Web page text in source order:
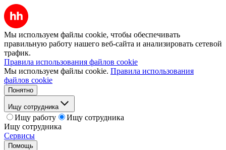
Мы используем файлы cookie, чтобы обеспечивать
правильную работу нашего веб-сайта и анализировать сетевой
трафик.
Правила использования файлов cookie
Мы используем файлы cookie. Правила использования
файлов cookie
Понятно
Ищу сотрудника
Ищу работу
Ищу сотрудника
Ищу сотрудника
Сервисы
Помощь